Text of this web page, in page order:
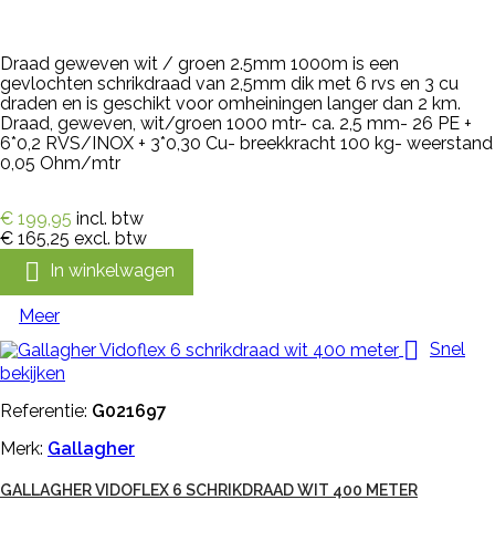
Draad geweven wit / groen 2.5mm 1000m is een
gevlochten schrikdraad van 2,5mm dik met 6 rvs en 3 cu
draden en is geschikt voor omheiningen langer dan 2 km.
Draad, geweven, wit/groen 1000 mtr- ca. 2,5 mm- 26 PE +
6*0,2 RVS/INOX + 3*0,30 Cu- breekkracht 100 kg- weerstand
0,05 Ohm/mtr
€ 199,95 incl. btw
€ 165,25 excl. btw
 In winkelwagen
Meer
 Snel
bekijken
Referentie: G021697
Merk: Gallagher
GALLAGHER VIDOFLEX 6 SCHRIKDRAAD WIT 400 METER